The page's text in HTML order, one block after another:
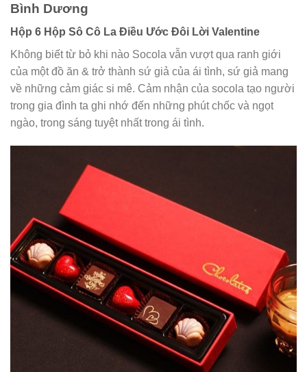
Bình Dương
Hộp 6 Hộp Sô Cô La Điều Ước Đôi Lời Valentine
Không biết từ bỏ khi nào Socola vẫn vượt qua ranh giới
của một đồ ăn & trở thành sứ giả của ái tình, sứ giả mang
về những cảm giác si mê. Cảm nhận của socola tạo người
trong gia đình ta ghi nhớ đến những phút chốc và ngọt
ngào, trong sáng tuyệt nhất trong ái tình.